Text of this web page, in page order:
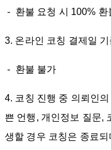
- 환불 요청 시 100% 환
3. 온라인 코칭 결제일
- 환불 불가
4. 코칭 진행 중 의뢰인
쁜 언행, 개인정보 질문,
생할 경우 코칭은 종료